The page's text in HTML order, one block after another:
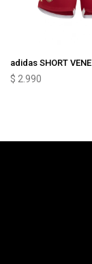
adidas SHORT
$ 2.990